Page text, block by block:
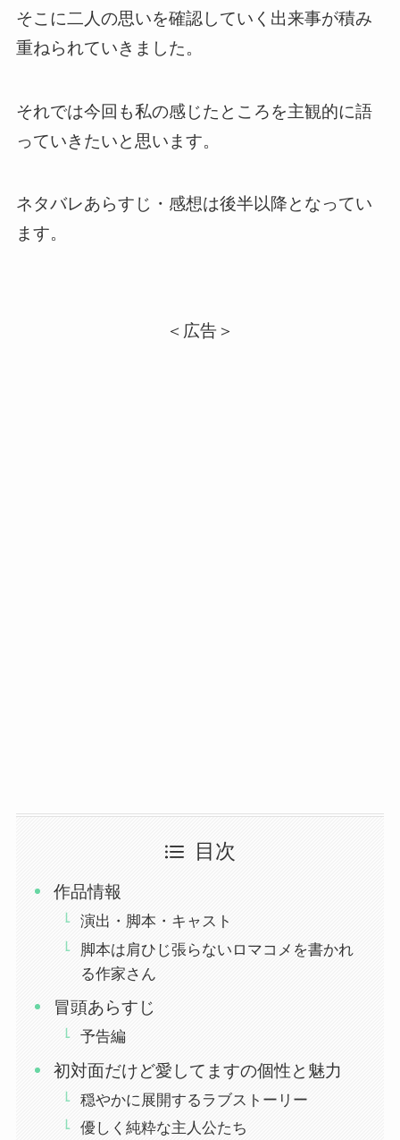
そこに二人の思いを確認していく出来事が積み
重ねられていきました。
それでは今回も私の感じたところを主観的に語
っていきたいと思います。
ネタバレあらすじ・感想は後半以降となってい
ます。
＜広告＞
目次
作品情報
演出・脚本・キャスト
脚本は肩ひじ張らないロマコメを書かれ
る作家さん
冒頭あらすじ
予告編
初対面だけど愛してますの個性と魅力
穏やかに展開するラブストーリー
優しく純粋な主人公たち